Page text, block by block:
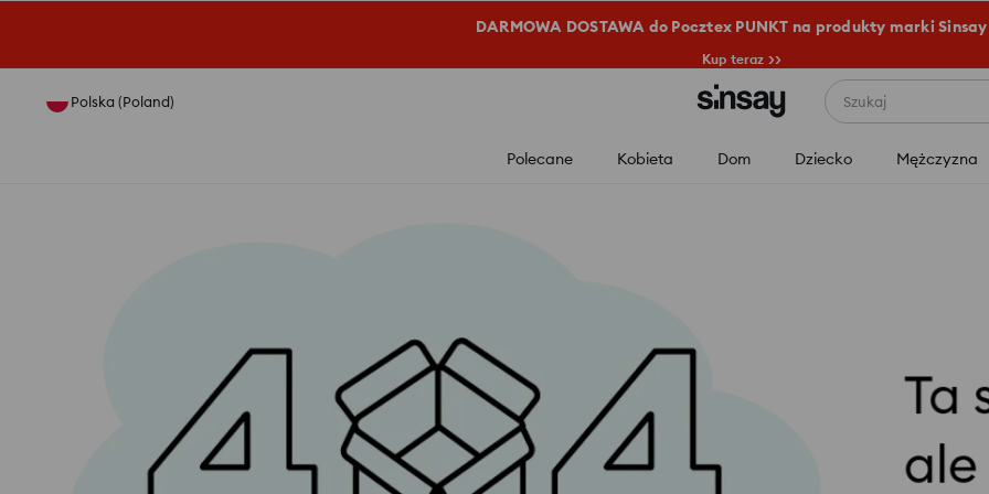
DARMOWA DOSTAWA do Pocztex PUNKT na produkty marki
Kup teraz >>
Polska (Poland) Szukaj
Polecane Kobieta Dom Dziecko Mężczyzna